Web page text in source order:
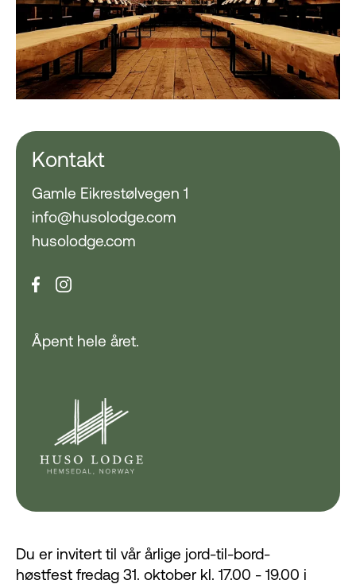
Du er invitert til vår årlige jord-til-bord-
høstfest fredag 31. oktober kl. 17.00 - 19.00 i
Kontakt
Gamle Eikrestølvegen 1
info@husolodge.com
husolodge.com
Åpent hele året.